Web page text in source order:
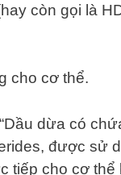
còn gọi là
cho cơ thể.
dừa có
được sử
tiếp cho cơ thể